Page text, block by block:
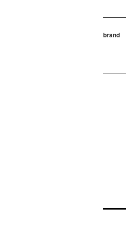
brand